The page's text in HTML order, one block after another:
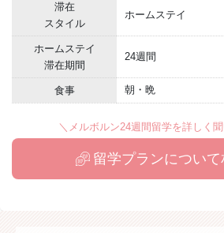
滞在
スタイル
ホームステイ
ホームステイ
滞在期間
24週間
食事 朝・晩
＼メルボルン24週間留学を詳しく
留学プランについて